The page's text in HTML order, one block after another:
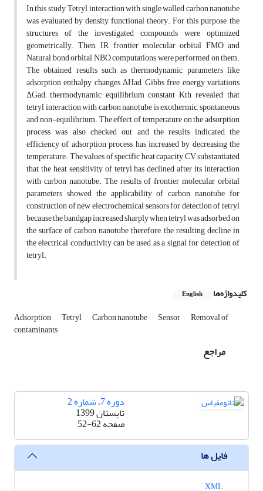
In this study, Tetryl interaction with single walled carbon nanotube
was evaluated by density functional theory. For this purpose, the
structures of the investigated compounds were optimized
geometrically. Then, IR, frontier molecular orbital FMO and
Natural bond orbital NBO computations were performed on them.
The obtained results such as thermodynamic parameters like
adsorption enthalpy changes ΔHad, Gibbs free energy variations
ΔGad, thermodynamic equilibrium constant Kth revealed that
tetryl interaction with carbon nanotube is exothermic, spontaneous
and non-equilibrium. The effect of temperature on the adsorption
process was also checked out and the results indicated the
efficiency of adsorption process has increased by decreasing the
temperature. The values of specific heat capacity CV substantiated
that the heat sensitivity of tetryl has declined after its interaction
with carbon nanotube. The results of frontier molecular orbital
parameters showed the applicability of carbon nanotube for
construction of new electrochemical sensors for detection of tetryl
because the bandgap increased sharply when tetryl was adsorbed on
the surface of carbon nanotube therefore, the resulting decline in
the electrical conductivity can be used as a signal for detection of
tetryl.
کلیدواژه‌ها English
Adsorption Tetryl Carbon nanotube Sensor Removal of
contaminants
مراجع
دوره 7، شماره 2
تابستان 1399
صفحه52-62
فایل ها